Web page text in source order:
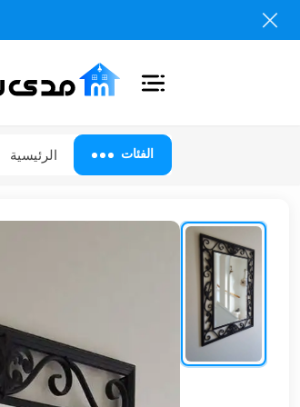
أثاث
مكتبي
أثاث
منزلي
أثاث
الفئات الرئيسية